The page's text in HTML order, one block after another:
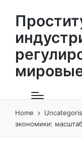
Home
экономики: